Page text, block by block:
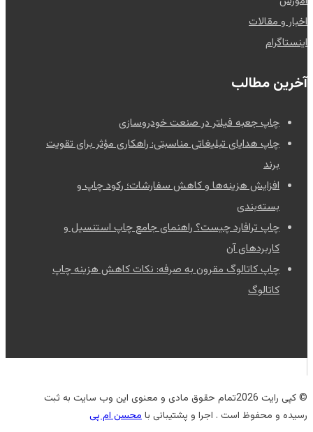
اخبار و مقالات
اینستاگرام
آخرین مطالب
چاپ جعبه فیلتر در صنعت خودروسازی
چاپ هدایای تبلیغاتی مناسبتی: راهکاری مؤثر برای تقویت
برند
افزایش هزینه‌ها و کاهش سفارشات؛ رکود چاپ و
بسته‌بندی
چاپ ترافارد چیست؟ راهنمای جامع چاپ استنسیل و
کاربردهای آن
چاپ کاتالوگ مقرون به صرفه: نکات کاهش هزینه چاپ
کاتالوگ
© کپی رایت 2026تمام حقوق مادی و معنوی این وب سایت به ثبت
رسیده و محفوظ است . اجرا و پشتیبانی بامحسن ام پی